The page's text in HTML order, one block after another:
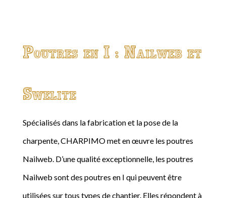
Poutres en I : Nailweb et
Swelite
Spécialisés dans la fabrication et la pose de la
charpente, CHARPIMO met en œuvre les poutres
Nailweb. D’une qualité exceptionnelle, les poutres
Nailweb sont des poutres en I qui peuvent être
utilisées sur tous types de chantier. Elles répondent à